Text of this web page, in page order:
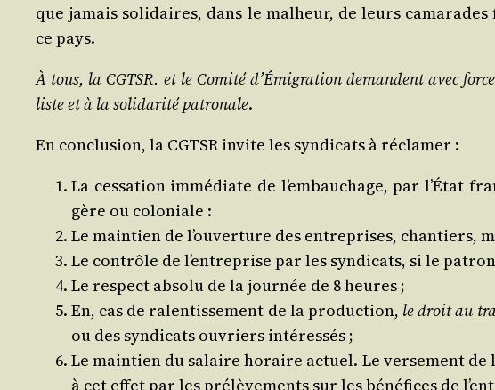
que jamais soli­daires, dans le mal­heur, de leurs
ce pays.
À tous, la CGTSR. et le Comi­té d’Émigration demandent avec
liste et à la soli­da­ri­té patro­nale.
En conclu­sion, la CGTSR invite les syn­di­cats à réclamer :
La ces­sa­tion immé­diate de l’embauchage, par l’État
gère ou coloniale :
Le main­tien de l’ouverture des entre­prises, chan­tiers,
Le contrôle de l’entreprise par les syn­di­cats, si le
Le res­pect abso­lu de la jour­née de 8 heures ;
En, cas de ralen­tis­se­ment de la pro­duc­tion, le droit au
ou des syn­di­cats ouvriers intéressés ;
Le main­tien du salaire horaire actuel. Le ver­se­ment de
à cet effet par les pré­lè­ve­ments sur les béné­fices de